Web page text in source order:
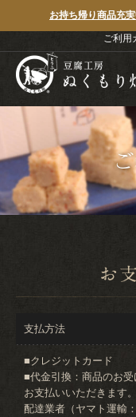
お持ち帰り商品充
ご利用
支払方法
■クレジットカード
■代金引換：商品のお
お支払いいただきます。
配達業者（ヤマト運輸